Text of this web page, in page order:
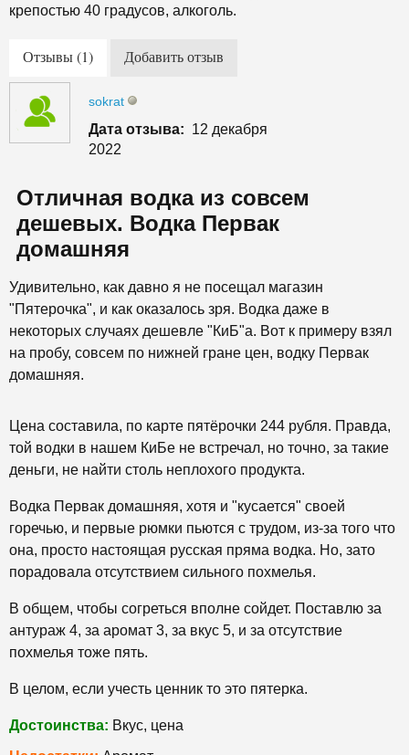
крепостью 40 градусов, алкоголь.
Отзывы (1) Добавить отзыв
sokrat
Дата отзыва: 12 декабря
2022
Отличная водка из совсем
дешевых. Водка Первак
домашняя
Удивительно, как давно я не посещал магазин
"Пятерочка", и как оказалось зря. Водка даже в
некоторых случаях дешевле "КиБ"а. Вот к примеру взял
на пробу, совсем по нижней гране цен, водку Первак
домашняя.
Цена составила, по карте пятёрочки 244 рубля. Правда,
той водки в нашем КиБе не встречал, но точно, за такие
деньги, не найти столь неплохого продукта.
Водка Первак домашняя, хотя и "кусается" своей
горечью, и первые рюмки пьются с трудом, из-за того что
она, просто настоящая русская пряма водка. Но, зато
порадовала отсутствием сильного похмелья.
В общем, чтобы согреться вполне сойдет. Поставлю за
антураж 4, за аромат 3, за вкус 5, и за отсутствие
похмелья тоже пять.
В целом, если учесть ценник то это пятерка.
Достоинства: Вкус, цена